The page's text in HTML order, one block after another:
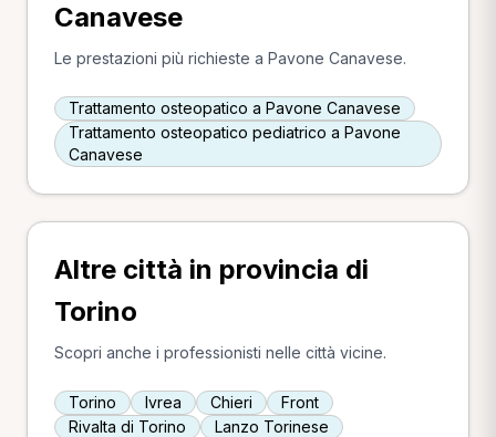
Canavese
Le prestazioni più richieste a Pavone Canavese.
Trattamento osteopatico a Pavone Canavese
Trattamento osteopatico pediatrico a Pavone
Canavese
Altre città in provincia di
Torino
Scopri anche i professionisti nelle città vicine.
Torino Ivrea Chieri
Front
Rivalta di Torino
Lanzo Torinese